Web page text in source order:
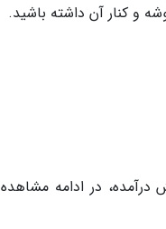
و کنار آن داشته باشید.
در ادامه مشاهده